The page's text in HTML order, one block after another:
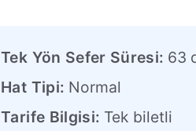
Tek Yön Sefer Süresi: 63
Hat Tipi: Normal
Tarife Bilgisi: Tek biletli